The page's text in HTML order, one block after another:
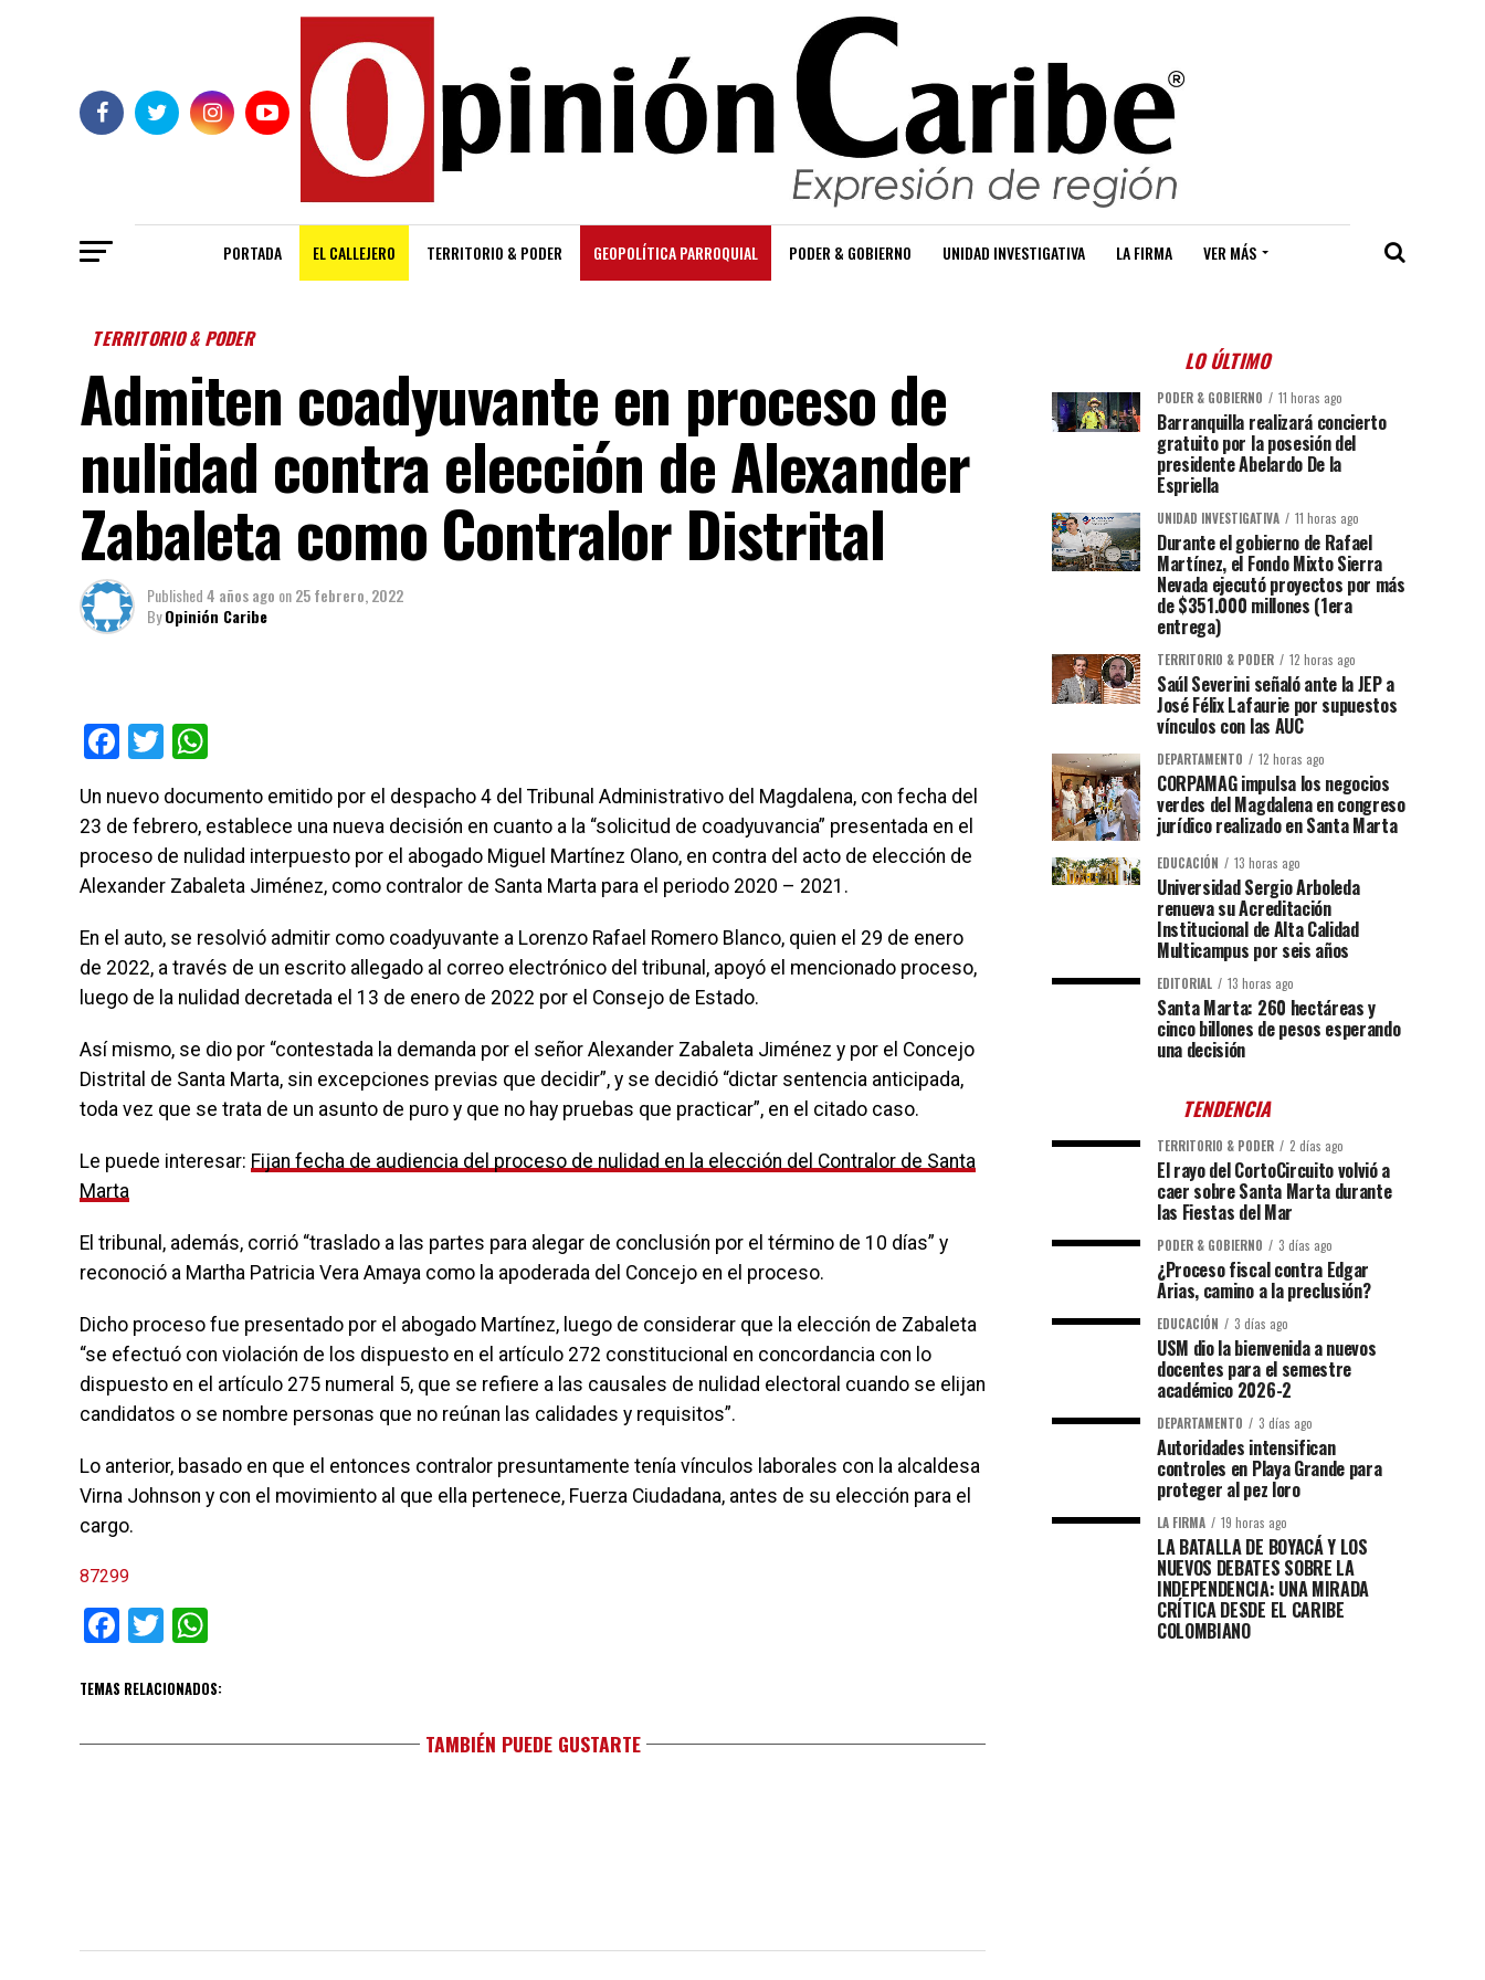
PORTADA EL CALLEJERO TERRITORIO & PODER GEOPOLÍTICA PARROQUIAL PODER & GOBIERNO UNIDAD INVESTIGATIVA LA FIRMA VER MÁS
TERRITORIO & PODER
Admiten coadyuvante en proceso de
nulidad contra elección de Alexander
Zabaleta como Contralor Distrital
Published4 años ago on25 febrero, 2022
ByOpinión Caribe
Facebook
Twitter
Un nuevo documento emitido por el despacho 4 del Tribunal Administrativo del Magdalena, con fecha del
23 de febrero, establece una nueva decisión en cuanto a la “solicitud de coadyuvancia” presentada en el
proceso de nulidad interpuesto por el abogado Miguel Martínez Olano, en contra del acto de elección de
Alexander Zabaleta Jiménez, como contralor de Santa Marta para el periodo 2020 – 2021.
En el auto, se resolvió admitir como coadyuvante a Lorenzo Rafael Romero Blanco, quien el 29 de enero
de 2022, a través de un escrito allegado al correo electrónico del tribunal, apoyó el mencionado proceso,
luego de la nulidad decretada el 13 de enero de 2022 por el Consejo de Estado.
Así mismo, se dio por “contestada la demanda por el señor Alexander Zabaleta Jiménez y por el Concejo
Distrital de Santa Marta, sin excepciones previas que decidir”, y se decidió “dictar sentencia anticipada,
toda vez que se trata de un asunto de puro y que no hay pruebas que practicar”, en el citado caso.
Le puede interesar: Fijan fecha de audiencia del proceso de nulidad en la elección del Contralor de Santa
Marta
El tribunal, además, corrió “traslado a las partes para alegar de conclusión por el término de 10 días” y
reconoció a Martha Patricia Vera Amaya como la apoderada del Concejo en el proceso.
Dicho proceso fue presentado por el abogado Martínez, luego de considerar que la elección de Zabaleta
“se efectuó con violación de los dispuesto en el artículo 272 constitucional en concordancia con lo
dispuesto en el artículo 275 numeral 5, que se refiere a las causales de nulidad electoral cuando se elijan
candidatos o se nombre personas que no reúnan las calidades y requisitos”.
Lo anterior, basado en que el entonces contralor presuntamente tenía vínculos laborales con la alcaldesa
Virna Johnson y con el movimiento al que ella pertenece, Fuerza Ciudadana, antes de su elección para el
cargo.
87299
Facebook
Twitter
TEMAS RELACIONADOS:
TAMBIÉN PUEDE GUSTARTE
LO ÚLTIMO
PODER & GOBIERNO 11 horas ago
Barranquilla realizará concierto
gratuito por la posesión del
presidente Abelardo De la
Espriella
UNIDAD INVESTIGATIVA 11 horas ago
Durante el gobierno de Rafael
Martínez, el Fondo Mixto Sierra
Nevada ejecutó proyectos por más
de $351.000 millones (1era
entrega)
TERRITORIO & PODER 12 horas ago
Saúl Severini señaló ante la JEP a
José Félix Lafaurie por supuestos
vínculos con las AUC
DEPARTAMENTO 12 horas ago
CORPAMAG impulsa los negocios
verdes del Magdalena en congreso
jurídico realizado en Santa Marta
EDUCACIÓN 13 horas ago
Universidad Sergio Arboleda
renueva su Acreditación
Institucional de Alta Calidad
Multicampus por seis años
EDITORIAL 13 horas ago
Santa Marta: 260 hectáreas y
cinco billones de pesos esperando
una decisión
TENDENCIA
TERRITORIO & PODER 2 días ago
El rayo del CortoCircuito volvió a
caer sobre Santa Marta durante
las Fiestas del Mar
PODER & GOBIERNO 3 días ago
¿Proceso fiscal contra Edgar
Arias, camino a la preclusión?
EDUCACIÓN 3 días ago
USM dio la bienvenida a nuevos
docentes para el semestre
académico 2026-2
DEPARTAMENTO 3 días ago
Autoridades intensifican
controles en Playa Grande para
proteger al pez loro
LA FIRMA 19 horas ago
LA BATALLA DE BOYACÁ Y LOS
NUEVOS DEBATES SOBRE LA
INDEPENDENCIA: UNA MIRADA
CRÍTICA DESDE EL CARIBE
COLOMBIANO